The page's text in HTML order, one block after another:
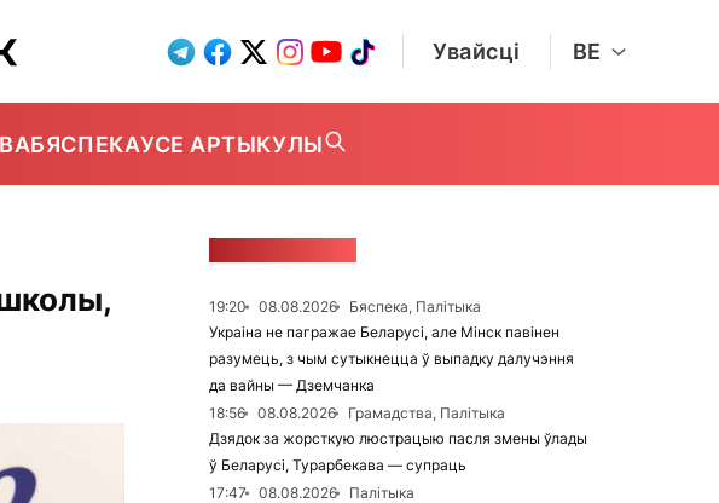
Увайсці BE
БЯСПЕКАУСЕ АРТЫКУЛЫ
19:20 08.08.2026
Бяспека, Палітыка
Украіна не пагражае Беларусі, але Мінск павінен
разумець, з чым сутыкнецца ў выпадку далучэння
да вайны — Дземчанка
18:56
08.08.2026
Грамадства, Палітыка
Дзядок за жорсткую люстрацыю пасля змены ўлады
ў Беларусі, Турарбекава — супраць
17:47
08.08.2026
Палітыка